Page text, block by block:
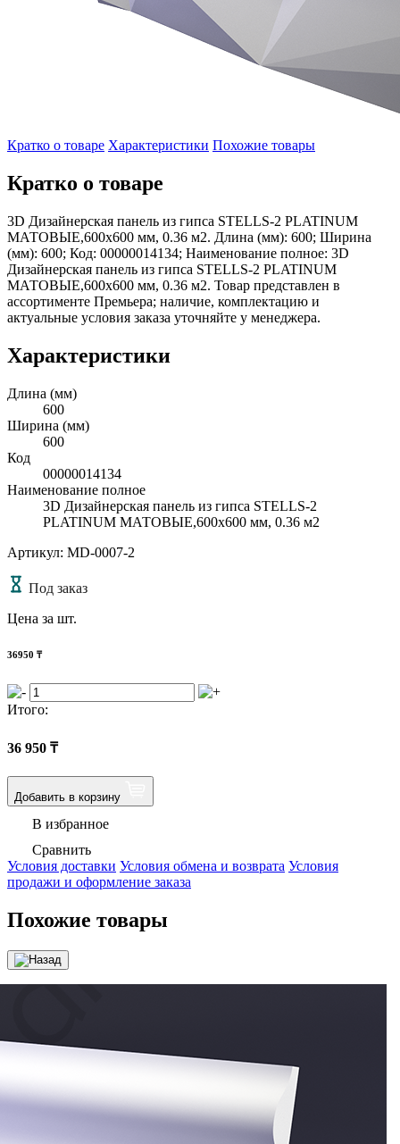
Кратко о товаре Характеристики Похожие товары
Кратко о товаре
3D Дизайнерская панель из гипса STELLS-2 PLATINUM
МАТОВЫЕ,600x600 мм, 0.36 м2. Длина (мм): 600; Ширина
(мм): 600; Код: 00000014134; Наименование полное: 3D
Дизайнерская панель из гипса STELLS-2 PLATINUM
МАТОВЫЕ,600x600 мм, 0.36 м2. Товар представлен в
ассортименте Премьера; наличие, комплектацию и
актуальные условия заказа уточняйте у менеджера.
Характеристики
Длина (мм)
600
Ширина (мм)
600
Код
00000014134
Наименование полное
3D Дизайнерская панель из гипса STELLS-2
PLATINUM МАТОВЫЕ,600x600 мм, 0.36 м2
Артикул: MD-0007-2
Под заказ
Цена за шт.
36950 ₸
Итого:
36 950 ₸
Добавить в корзину
В избранное
Сравнить
Условия доставки Условия обмена и возврата Условия
продажи и оформление заказа
Похожие товары